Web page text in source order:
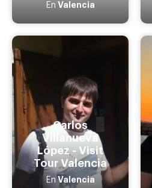
En Valencia
Carlos
Villanueva
López - Visit
Tour Valencia
En Valencia